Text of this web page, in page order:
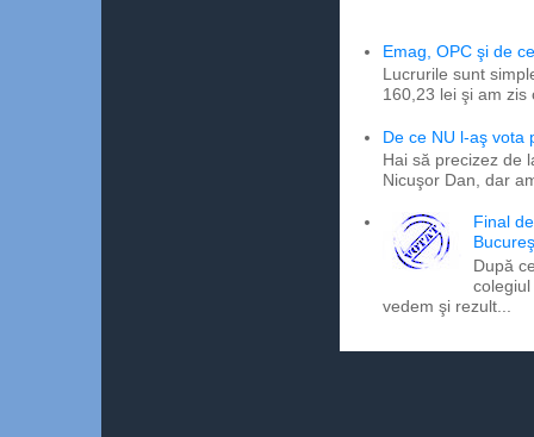
Emag, OPC şi de
Lucrurile sunt
160,23 lei şi am
De ce NU l-aş vota
Hai să precizez de
Nicuşor Dan, dar
Final
După
vedem şi rezult...